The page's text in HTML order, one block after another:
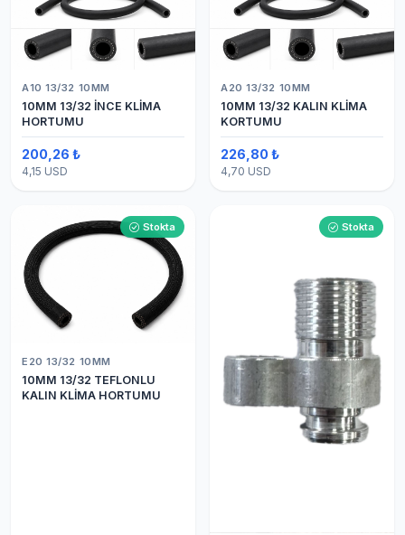
A10 13/32 10MM
10MM 13/32 İNCE KLİMA
HORTUMU
200,26 ₺
4,15 USD
A20 13/32 10MM
10MM 13/32 KALIN KLİMA
KORTUMU
226,80 ₺
4,70 USD
Stokta
E20 13/32 10MM
10MM 13/32 TEFLONLU
KALIN KLİMA HORTUMU
Stokta